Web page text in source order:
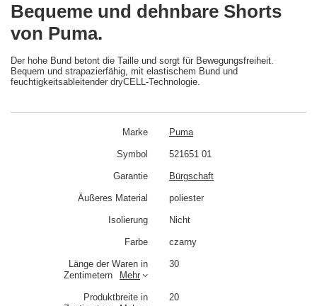
Bequeme und dehnbare Shorts
von Puma.
Der hohe Bund betont die Taille und sorgt für Bewegungsfreiheit.
Bequem und strapazierfähig, mit elastischem Bund und
feuchtigkeitsableitender dryCELL-Technologie.
Marke Puma
Symbol 521651 01
Garantie Bürgschaft
Äußeres Material poliester
Isolierung Nicht
Farbe czarny
Länge der Waren in
Zentimetern
Mehr
30
Produktbreite in
20